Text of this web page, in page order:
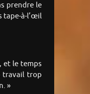
prendre le
tape-à-l’œil
et le temps
travail trop
»